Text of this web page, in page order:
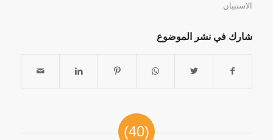
الاستبيان
شارك في نشر الموضوع
(40)